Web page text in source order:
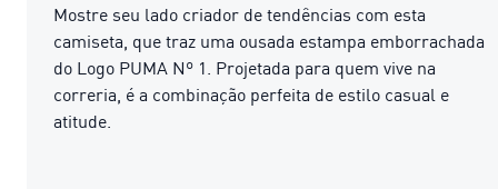
Mostre seu lado criador de tendências com esta
camiseta, que traz uma ousada estampa emborrachada
do Logo PUMA Nº 1. Projetada para quem vive na
correria, é a combinação perfeita de estilo casual e
atitude.